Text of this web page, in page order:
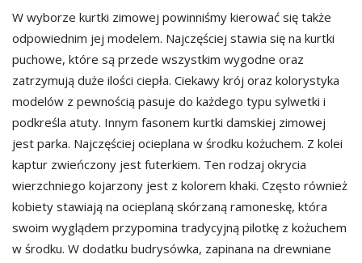
W wyborze kurtki zimowej powinniśmy kierować się także
odpowiednim jej modelem. Najczęściej stawia się na kurtki
puchowe, które są przede wszystkim wygodne oraz
zatrzymują duże ilości ciepła. Ciekawy krój oraz kolorystyka
modelów z pewnością pasuje do każdego typu sylwetki i
podkreśla atuty. Innym fasonem kurtki damskiej zimowej
jest parka. Najczęściej ocieplana w środku kożuchem. Z kolei
kaptur zwieńczony jest futerkiem. Ten rodzaj okrycia
wierzchniego kojarzony jest z kolorem khaki. Często również
kobiety stawiają na ocieplaną skórzaną ramoneskę, która
swoim wyglądem przypomina tradycyjną pilotkę z kożuchem
w środku. W dodatku budrysówka, zapinana na drewniane